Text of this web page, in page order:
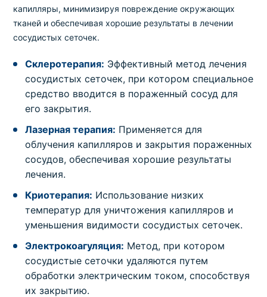
капилляры, минимизируя повреждение окружающих
тканей и обеспечивая хорошие результаты в лечении
сосудистых сеточек.
Склеротерапия: Эффективный метод лечения
сосудистых сеточек, при котором специальное
средство вводится в пораженный сосуд для
его закрытия.
Лазерная терапия: Применяется для
облучения капилляров и закрытия пораженных
сосудов, обеспечивая хорошие результаты
лечения.
Криотерапия: Использование низких
температур для уничтожения капилляров и
уменьшения видимости сосудистых сеточек.
Электрокоагуляция: Метод, при котором
сосудистые сеточки удаляются путем
обработки электрическим током, способствуя
их закрытию.